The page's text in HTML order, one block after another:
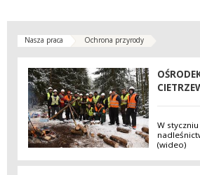
Nasza praca Ochrona przyrody
W
(wideo)